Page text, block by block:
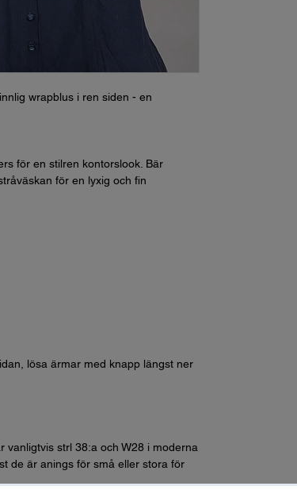
wrapblus i ren siden - en
för en stilren kontorslook. Bär
för en lyxig och fin
lösa ärmar med knapp längst ner
vanligtvis strl 38:a och W28 i moderna
de är anings för små eller stora för